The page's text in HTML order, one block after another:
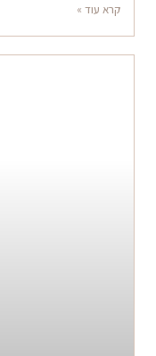
קרא עוד »